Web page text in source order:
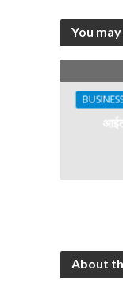
You
About